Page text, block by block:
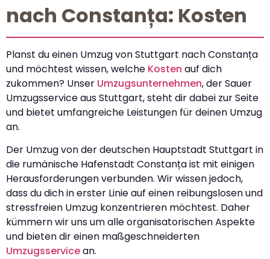
nach Constanța: Kosten
Planst du einen Umzug von Stuttgart nach Constanța
und möchtest wissen, welche Kosten auf dich
zukommen? Unser Umzugsunternehmen, der Sauer
Umzugsservice aus Stuttgart, steht dir dabei zur Seite
und bietet umfangreiche Leistungen für deinen Umzug
an.
Der Umzug von der deutschen Hauptstadt Stuttgart in
die rumänische Hafenstadt Constanța ist mit einigen
Herausforderungen verbunden. Wir wissen jedoch,
dass du dich in erster Linie auf einen reibungslosen und
stressfreien Umzug konzentrieren möchtest. Daher
kümmern wir uns um alle organisatorischen Aspekte
und bieten dir einen maßgeschneiderten
Umzugsservicean.